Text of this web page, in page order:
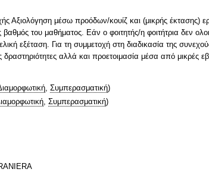
Αξιολόγηση μέσω προόδων/κουίζ και (μικρής έκτασης)
του μαθήματος. Εάν ο φοιτητής/η φοιτήτρια δεν
εξέταση. Για τη συμμετοχή στη διαδικασία της
δραστηριότητες αλλά και προετοιμασία μέσα από μικρές
Συμπερασματική)
, Συμπερασματική)